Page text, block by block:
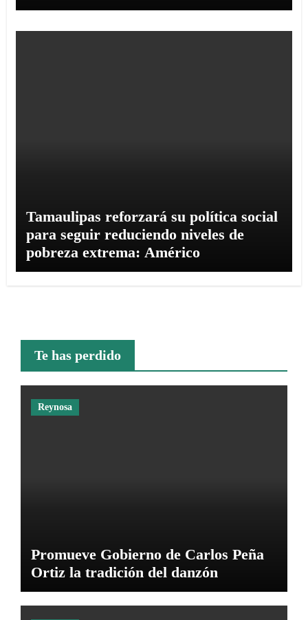
Tamaulipas reforzará su política social
para seguir reduciendo niveles de
pobreza extrema: Américo
Te has perdido
Reynosa
Promueve Gobierno de Carlos Peña
Ortiz la tradición del danzón